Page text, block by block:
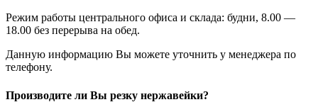
Режим работы центрального офиса и склада: будни, 8.00 —
18.00 без перерыва на обед.
Данную информацию Вы можете уточнить у менеджера по
телефону.
Производите ли Вы резку нержавейки?